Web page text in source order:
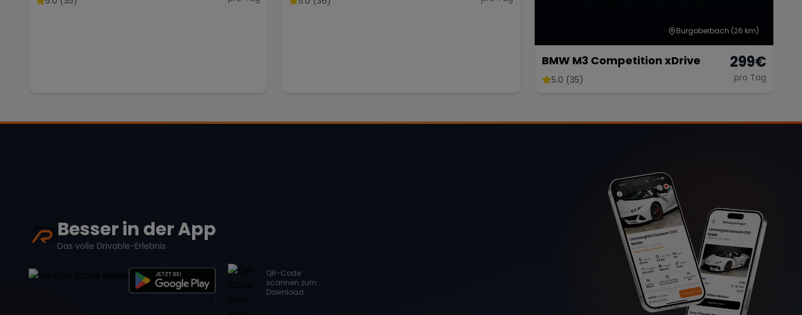
Burgoberbach (26 km)
BMW M3 Competition xDrive
5.0 (35)
299€
pro Tag
Besser in der App
Das volle Drivable-Erlebnis
QR-Code
scannen zum
Download